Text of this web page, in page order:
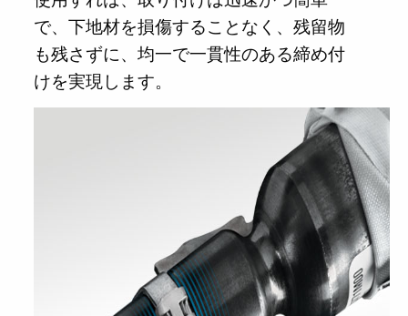
で、下地材を損傷することなく、残留物
も残さずに、均一で一貫性のある締め付
けを実現します。